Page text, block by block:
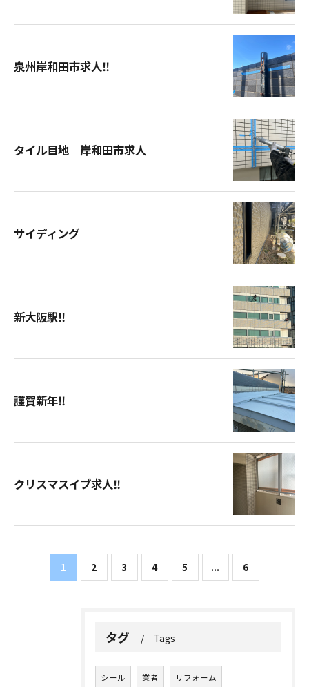
泉州岸和田市求人‼︎
タイル目地 岸和田市求人
サイディング
新大阪駅‼︎
謹賀新年‼︎
クリスマスイブ求人‼︎
1 2 3 4 5 ... 6
タグ Tags
シール 業者 リフォーム